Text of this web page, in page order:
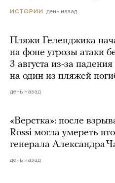
ИСТОРИИ день назад
Пляжи Геленджика
на фоне угрозы атаки
3 августа из-за
на один из пляжей
день назад
«Верстка»: после
Rossi могла умереть
генерала Александра
день назад